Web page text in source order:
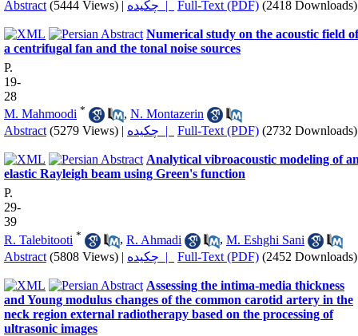
Abstract (5444 Views) | چکیده | Full-Text (PDF) (2418 Downloads)
Numerical study on the acoustic field of
a centrifugal fan and the tonal noise sources
P.
19-
28
M. Mahmoodi * , N. Montazerin
Abstract (5279 Views) | چکیده | Full-Text (PDF) (2732 Downloads)
Analytical vibroacoustic modeling of
elastic Rayleigh beam using Green's function
P.
29-
39
R. Talebitooti * , R. Ahmadi , M. Eshghi Sani
Abstract (5808 Views) | چکیده | Full-Text (PDF) (2452 Downloads)
Assessing the intima-media thickness
and Young modulus changes of the common carotid artery in the
neck region external radiotherapy based on the processing of
ultrasonic images